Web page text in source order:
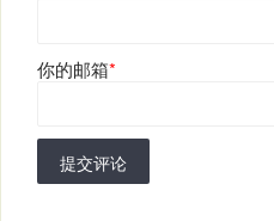
你的邮箱*
提交评论